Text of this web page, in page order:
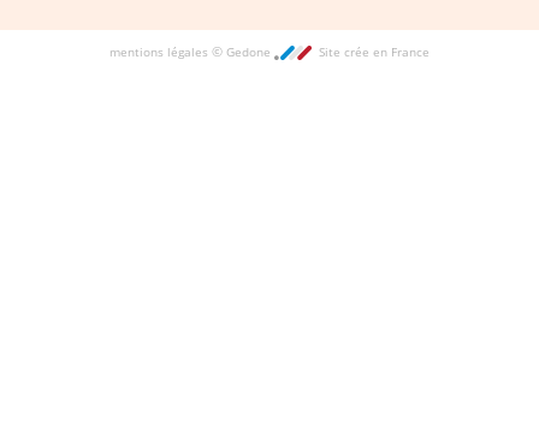
mentions légales © Gedone Site crée en France